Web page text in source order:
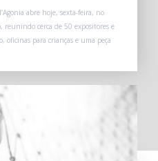
abre hoje, sexta-feira, no
reunindo cerca de 50 expositores e
oficinas para crianças e uma peça